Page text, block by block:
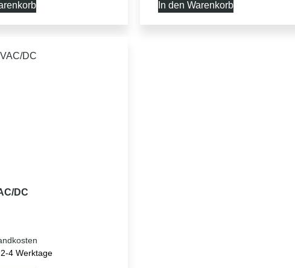
In den Warenkorb
DC
2-4 Werktage